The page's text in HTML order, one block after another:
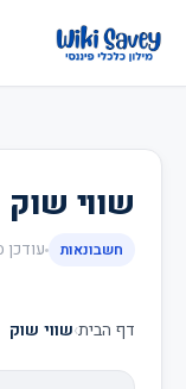
שווי שוק
חשבונאות עודכן
דף הבית›שווי שוק